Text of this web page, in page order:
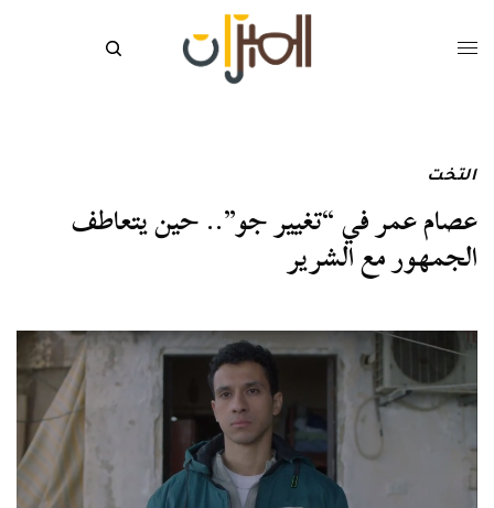
التخت
عصام عمر في “تغيير جو”.. حين يتعاطف
الجمهور مع الشرير